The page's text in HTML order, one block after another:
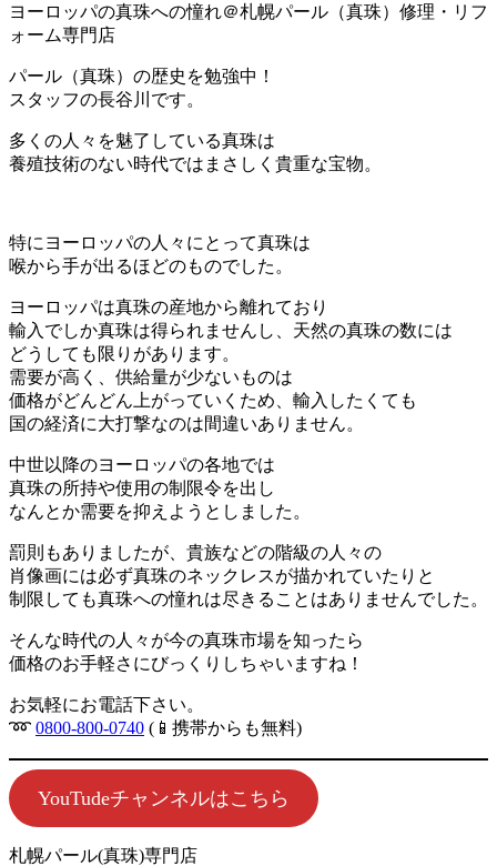
ヨーロッパの真珠への憧れ＠札幌パール（真珠）修理・リフ
ォーム専門店
パール（真珠）の歴史を勉強中！
スタッフの長谷川です。
多くの人々を魅了している真珠は
養殖技術のない時代ではまさしく貴重な宝物。
特にヨーロッパの人々にとって真珠は
喉から手が出るほどのものでした。
ヨーロッパは真珠の産地から離れており
輸入でしか真珠は得られませんし、天然の真珠の数には
どうしても限りがあります。
需要が高く、供給量が少ないものは
価格がどんどん上がっていくため、輸入したくても
国の経済に大打撃なのは間違いありません。
中世以降のヨーロッパの各地では
真珠の所持や使用の制限令を出し
なんとか需要を抑えようとしました。
罰則もありましたが、貴族などの階級の人々の
肖像画には必ず真珠のネックレスが描かれていたりと
制限しても真珠への憧れは尽きることはありませんでした。
そんな時代の人々が今の真珠市場を知ったら
価格のお手軽さにびっくりしちゃいますね！
お気軽にお電話下さい。
➿ 0800-800-0740 (📱携帯からも無料)
YouTudeチャンネルはこちら
札幌パール(真珠)専門店